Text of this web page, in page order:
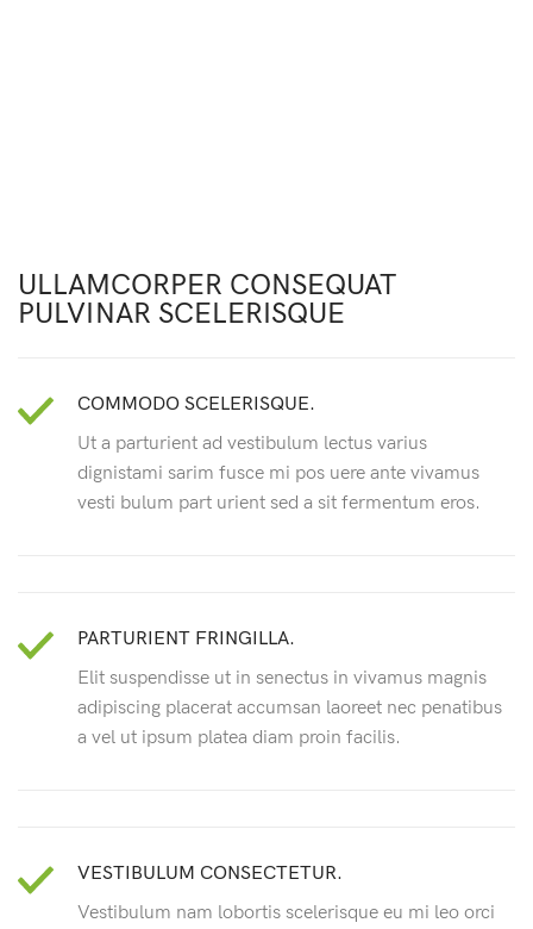
ULLAMCORPER CONSEQUAT
PULVINAR SCELERISQUE
COMMODO SCELERISQUE.
Ut a parturient ad vestibulum lectus varius
dignistami sarim fusce mi pos uere ante vivamus
vesti bulum part urient sed a sit fermentum eros.
PARTURIENT FRINGILLA.
Elit suspendisse ut in senectus in vivamus magnis
adipiscing placerat accumsan laoreet nec penatibus
a vel ut ipsum platea diam proin facilis.
VESTIBULUM CONSECTETUR.
Vestibulum nam lobortis scelerisque eu mi leo orci